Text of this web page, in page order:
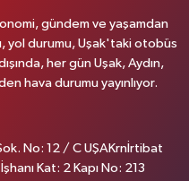
gündem ve yaşamdan
yol durumu, Uşak'taki otobüs
her gün Uşak, Aydın,
hava durumu yayınlıyor.
No: 12 / C UŞAKrnİrtibat
Kat: 2 Kapı No: 213